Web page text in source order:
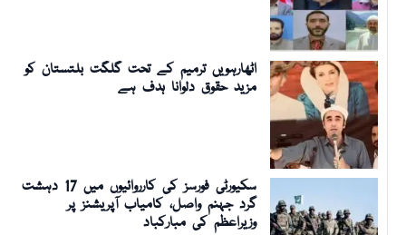
اٹھارہویں ترمیم کے تحت گلگت بلتستان کو
مزید حقوق دلوانا ہدف ہے
سکیورٹی فورسز کی کارروائیوں میں 17 دہشت
گرد جہنم واصل، کامیاب آپریشنز پر
وزیراعظم کی مبارکباد